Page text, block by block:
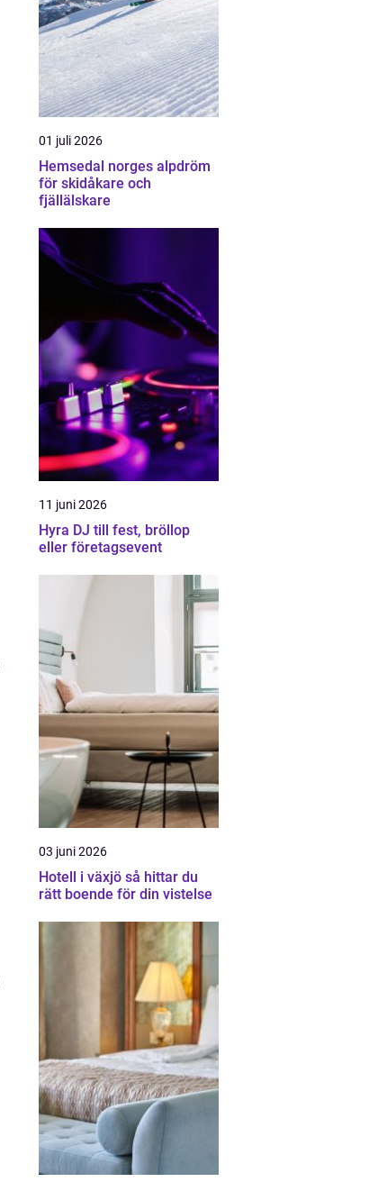
01 juli 2026
Hemsedal norges alpdröm
för skidåkare och
fjällälskare
11 juni 2026
Hyra DJ till fest, bröllop
eller företagsevent
03 juni 2026
Hotell i växjö så hittar du
rätt boende för din vistelse